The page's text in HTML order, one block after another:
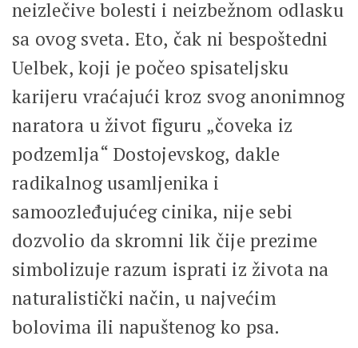
neizlečive bolesti i neizbežnom odlasku
sa ovog sveta. Eto, čak ni bespoštedni
Uelbek, koji je počeo spisateljsku
karijeru vraćajući kroz svog anonimnog
naratora u život figuru „čoveka iz
podzemlja“ Dostojevskog, dakle
radikalnog usamljenika i
samoozleđujućeg cinika, nije sebi
dozvolio da skromni lik čije prezime
simbolizuje razum isprati iz života na
naturalistički način, u najvećim
bolovima ili napuštenog ko psa.